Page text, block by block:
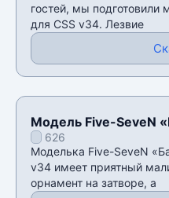
гостей, мы подготовили
для CSS v34. Лезвие
Модель Five-SeveN
для CSS v34
626
Моделька Five-SeveN
v34 имеет приятный
орнамент на затворе, а